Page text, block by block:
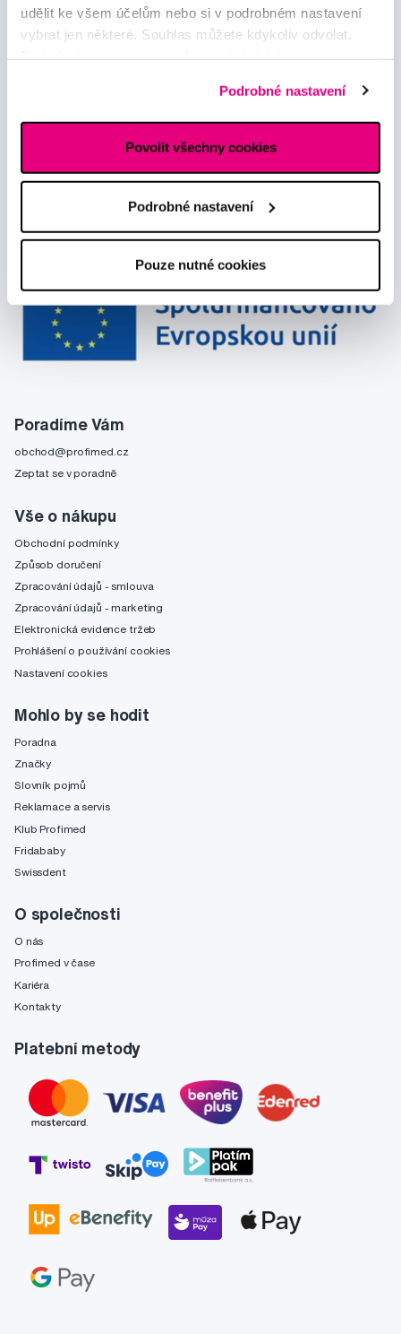
udělit ke všem účelům nebo si v podrobném nastavení
vybrat jen některé. Souhlas můžete kdykoliv odvolat.
Podrobné nastavení
Povolit všechny cookies
Podrobné nastavení
Pouze nutné cookies
Poradíme Vám
obchod@profimed.cz
Zeptat se v poradně
Vše o nákupu
Obchodní podmínky
Způsob doručení
Zpracování údajů - smlouva
Zpracování údajů - marketing
Elektronická evidence tržeb
Prohlášení o používání cookies
Nastavení cookies
Mohlo by se hodit
Poradna
Značky
Slovník pojmů
Reklamace a servis
Klub Profimed
Fridababy
Swissdent
O společnosti
O nás
Profimed v čase
Kariéra
Kontakty
Platební metody
Chci dostávat informace o novinkách a akčních nabídkách